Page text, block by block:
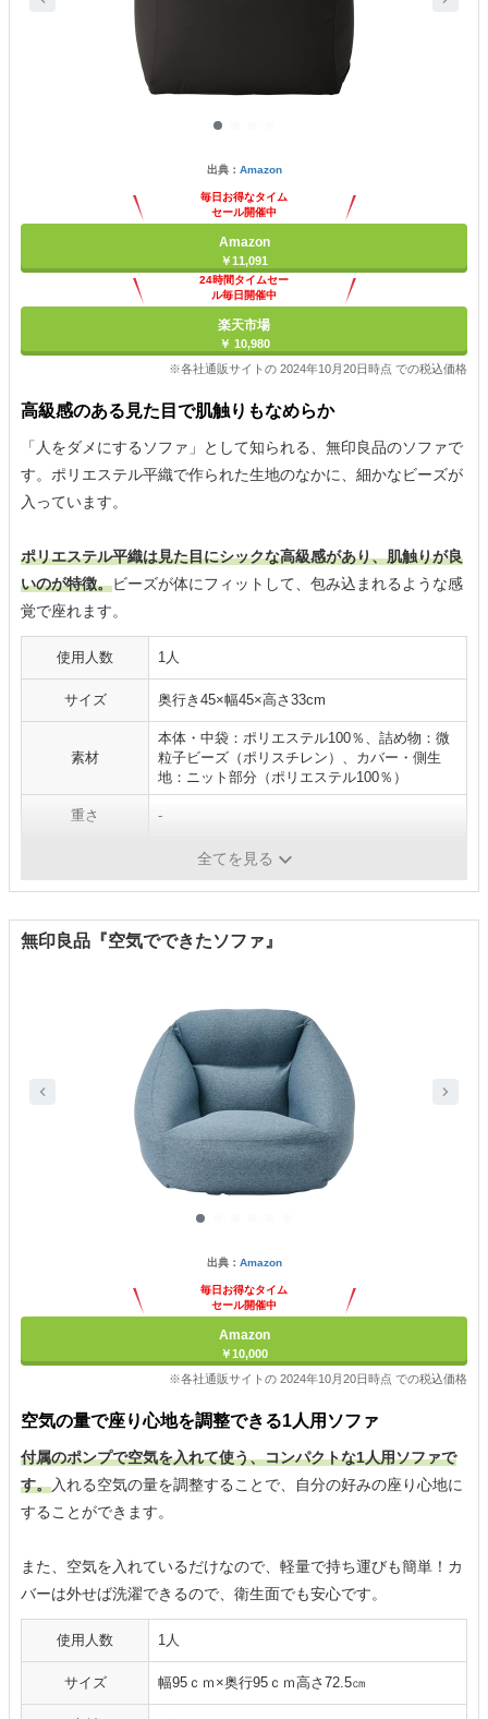
出典： Amazon
毎日お得なタイム
セール開催中
Amazon
￥11,091
24時間タイムセー
ル毎日開催中
楽天市場
￥ 10,980
※各社通販サイトの 2024年10月20日時点 での税込価格
高級感のある見た目で肌触りもなめらか
「人をダメにするソファ」として知られる、無印良品のソファで
す。ポリエステル平織で作られた生地のなかに、細かなビーズが
入っています。
ポリエステル平織は見た目にシックな高級感があり、肌触りが良
いのが特徴。ビーズが体にフィットして、包み込まれるような感
覚で座れます。
使用人数 1人
サイズ 奥行き45×幅45×高さ33cm
素材
本体・中袋：ポリエステル100％、詰め物：微
粒子ビーズ（ポリスチレン）、カバー・側生
地：ニット部分（ポリエステル100％）
重さ -
ブラウン、グレーベージュ、ネイビー
全てを見る
無印良品『空気でできたソファ』
出典： Amazon
毎日お得なタイム
セール開催中
Amazon
￥10,000
※各社通販サイトの 2024年10月20日時点 での税込価格
空気の量で座り心地を調整できる1人用ソファ
付属のポンプで空気を入れて使う、コンパクトな1人用ソファで
す。入れる空気の量を調整することで、自分の好みの座り心地に
することができます。
また、空気を入れているだけなので、軽量で持ち運びも簡単！カ
バーは外せば洗濯できるので、衛生面でも安心です。
使用人数 1人
サイズ 幅95ｃｍ×奥行95ｃｍ高さ72.5㎝